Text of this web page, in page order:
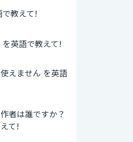
教えて!
英語で教えて!
えません を英語
者は誰ですか？
て!